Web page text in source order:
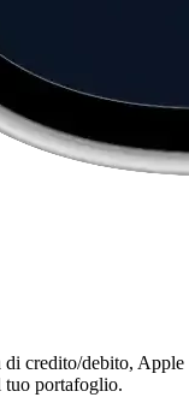
di credito/debito, Apple
tuo portafoglio.